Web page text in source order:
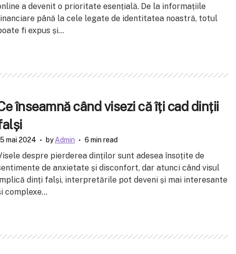
a devenit o prioritate esențială. De la informațiile
până la cele legate de identitatea noastră, totul
fi expus și...
înseamnă când visezi că îți cad dinții
mai 2024 byAdmin 6 min read
despre pierderea dinților sunt adesea însoțite de
de anxietate și disconfort, dar atunci când visul
dinți falși, interpretările pot deveni și mai interesante
complexe...